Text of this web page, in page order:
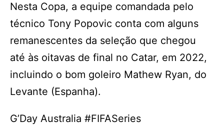
Nesta Copa, a equipe comandada pelo
técnico Tony Popovic conta com alguns
remanescentes da seleção que chegou
até às oitavas de final no Catar, em 2022,
incluindo o bom goleiro Mathew Ryan, do
Levante (Espanha).
G’Day Australia #FIFASeries